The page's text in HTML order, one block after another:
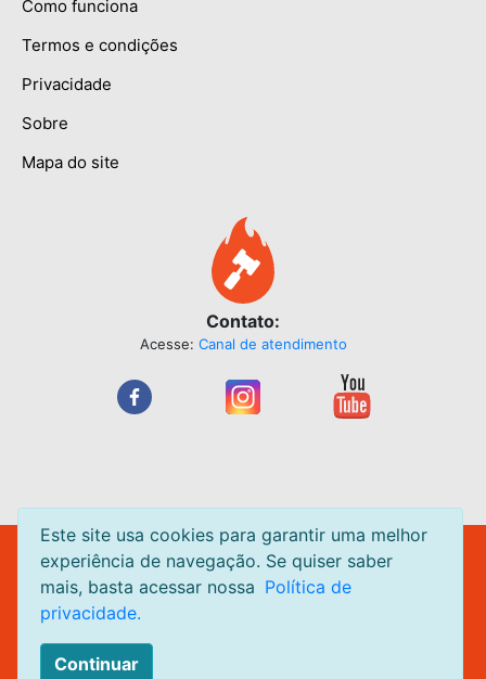
Como funciona
Termos e condições
Privacidade
Sobre
Mapa do site
Contato:
Acesse: Canal de atendimento
Leilão Quente Site de Leilão de Centavos. Leilões acontecendo
diariamente.
Todas as páginas do
seguro.
© leilaoquente.com.br todos os direitos reservados
Este site usa cookies para garantir uma melhor
experiência de navegação. Se quiser saber
mais, basta acessar nossa Política de
privacidade.
Continuar